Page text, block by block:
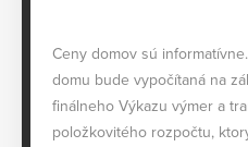
Ceny domov sú
domu bude vypočítaná na
finálneho Výkazu výmer a
položkovitého rozpočtu,